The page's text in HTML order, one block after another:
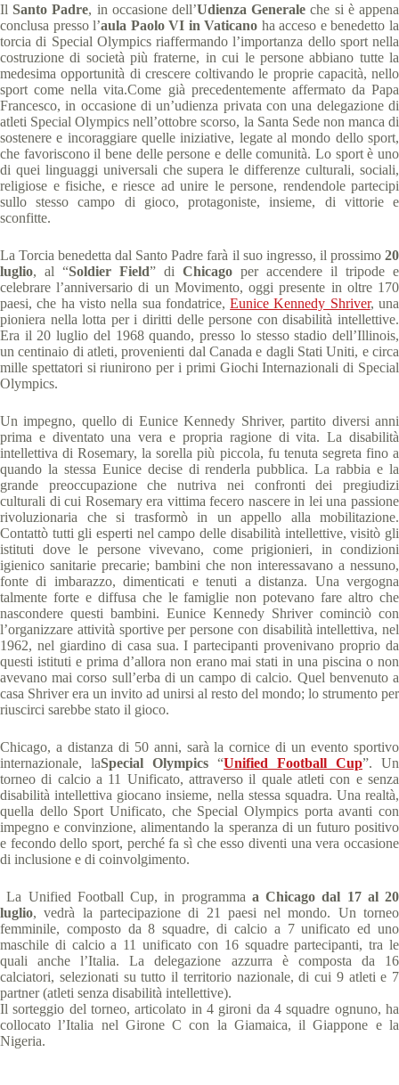
IlSanto Padre, in occasione dell’Udienza Generale che si è appena
conclusa presso l’aula Paolo VI in Vaticano ha acceso e benedetto la
torcia di Special Olympics riaffermando l’importanza dello sport nella
costruzione di società più fraterne, in cui le persone abbiano tutte la
medesima opportunità di crescere coltivando le proprie capacità, nello
sport come nella vita.Come già precedentemente affermato da Papa
Francesco, in occasione di un’udienza privata con una delegazione di
atleti Special Olympics nell’ottobre scorso, la Santa Sede non manca di
sostenere e incoraggiare quelle iniziative, legate al mondo dello sport,
che favoriscono il bene delle persone e delle comunità. Lo sport è uno
di quei linguaggi universali che supera le differenze culturali, sociali,
religiose e fisiche, e riesce ad unire le persone, rendendole partecipi
sullo stesso campo di gioco, protagoniste, insieme, di vittorie e
sconfitte.
La Torcia benedetta dal Santo Padre farà il suo ingresso, il prossimo 20
luglio, al “Soldier Field” di Chicago per accendere il tripode e
celebrare l’anniversario di un Movimento, oggi presente in oltre 170
paesi, che ha visto nella sua fondatrice,Eunice Kennedy Shriver, una
pioniera nella lotta per i diritti delle persone con disabilità intellettive.
Era il 20 luglio del 1968 quando, presso lo stesso stadio dell’Illinois,
un centinaio di atleti, provenienti dal Canada e dagli Stati Uniti, e circa
mille spettatori si riunirono per i primi Giochi Internazionali di Special
Olympics.
Un impegno, quello di Eunice Kennedy Shriver, partito diversi anni
prima e diventato una vera e propria ragione di vita. La disabilità
intellettiva di Rosemary, la sorella più piccola, fu tenuta segreta fino a
quando la stessa Eunice decise di renderla pubblica. La rabbia e la
grande preoccupazione che nutriva nei confronti dei pregiudizi
culturali di cui Rosemary era vittima fecero nascere in lei una passione
rivoluzionaria che si trasformò in un appello alla mobilitazione.
Contattò tutti gli esperti nel campo delle disabilità intellettive, visitò gli
istituti dove le persone vivevano, come prigionieri, in condizioni
igienico sanitarie precarie; bambini che non interessavano a nessuno,
fonte di imbarazzo, dimenticati e tenuti a distanza. Una vergogna
talmente forte e diffusa che le famiglie non potevano fare altro che
nascondere questi bambini. Eunice Kennedy Shriver cominciò con
l’organizzare attività sportive per persone con disabilità intellettiva, nel
1962, nel giardino di casa sua. I partecipanti provenivano proprio da
questi istituti e prima d’allora non erano mai stati in una piscina o non
avevano mai corso sull’erba di un campo di calcio. Quel benvenuto a
casa Shriver era un invito ad unirsi al resto del mondo; lo strumento per
riuscirci sarebbe stato il gioco.
Chicago, a distanza di 50 anni, sarà la cornice di un evento sportivo
internazionale, laSpecial Olympics “Unified Football Cup”. Un
torneo di calcio a 11 Unificato, attraverso il quale atleti con e senza
disabilità intellettiva giocano insieme, nella stessa squadra. Una realtà,
quella dello Sport Unificato, che Special Olympics porta avanti con
impegno e convinzione, alimentando la speranza di un futuro positivo
e fecondo dello sport, perché fa sì che esso diventi una vera occasione
di inclusione e di coinvolgimento.
La Unified Football Cup, in programma a Chicago dal 17 al 20
luglio, vedrà la partecipazione di 21 paesi nel mondo. Un torneo
femminile, composto da 8 squadre, di calcio a 7 unificato ed uno
maschile di calcio a 11 unificato con 16 squadre partecipanti, tra le
quali anche l’Italia. La delegazione azzurra è composta da 16
calciatori, selezionati su tutto il territorio nazionale, di cui 9 atleti e 7
partner (atleti senza disabilità intellettive).
Il sorteggio del torneo, articolato in 4 gironi da 4 squadre ognuno, ha
collocato l’Italia nel Girone C con la Giamaica, il Giappone e la
Nigeria.